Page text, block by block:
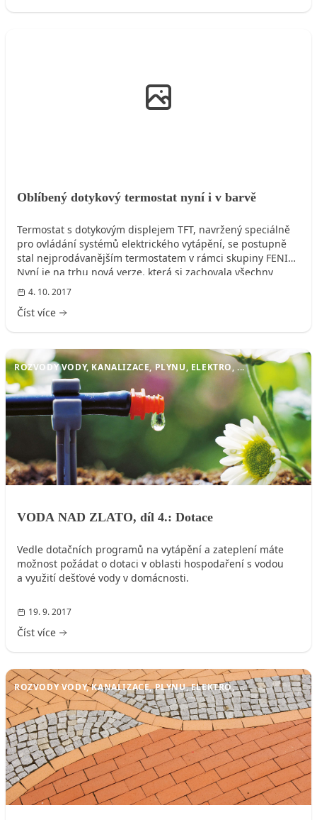
Oblíbený dotykový termostat nyní i v barvě
Termostat s dotykovým displejem TFT, navržený speciálně
pro ovládání systémů elektrického vytápění, se postupně
stal nejprodávanějším termostatem v rámci skupiny FENIX.
Nyní je na trhu nová verze, která si zachovala všechny
přednosti původního termostatu, tj. velký a přehledný
dotykový displej, intuitivní ovládání a univerzálnost pro
všechny druhy elektrického vytápění, zcela nový je však
4. 10. 2017
Číst více
ROZVODY VODY, KANALIZACE, PLYNU, ELEKTRO, ...
VODA NAD ZLATO, díl 4.: Dotace
Vedle dotačních programů na vytápění a zateplení máte
možnost požádat o dotaci v oblasti hospodaření s vodou
a využití dešťové vody v domácnosti.
19. 9. 2017
Číst více
ROZVODY VODY, KANALIZACE, PLYNU, ELEKTRO, ...